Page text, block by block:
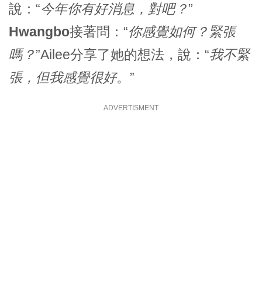
說：“今年你有好消息，對吧？”
Hwangbo接著問：“你感覺如何？緊張
嗎？”Ailee分享了她的想法，說：“我不緊
張，但我感覺很好。”
ADVERTISMENT